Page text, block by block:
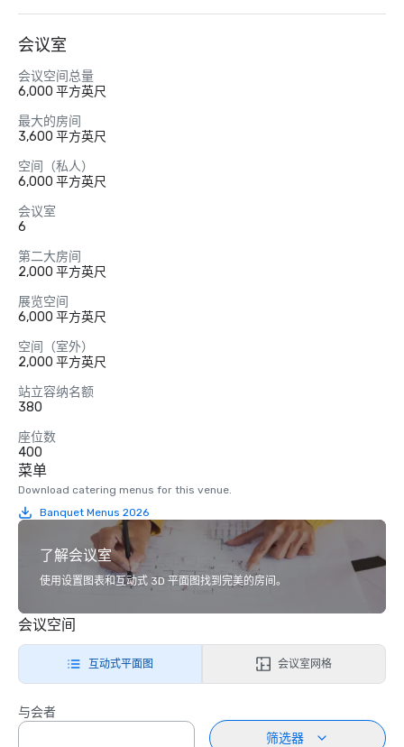
会议室
会议空间总量
6,000 平方英尺
最大的房间
3,600 平方英尺
空间（私人）
6,000 平方英尺
会议室
6
第二大房间
2,000 平方英尺
展览空间
6,000 平方英尺
空间（室外）
2,000 平方英尺
站立容纳名额
380
座位数
400
菜单
Download catering menus for this venue.
Banquet Menus 2026
了解会议室
使用设置图表和互动式 3D 平面图找到完美的房间。
会议空间
互动式平面图 会议室网格
与会者
筛选器